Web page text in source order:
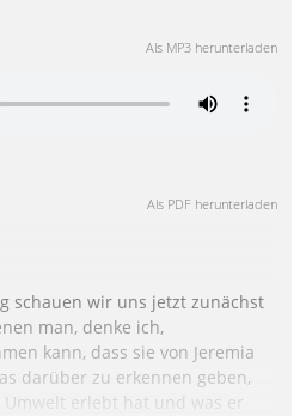
Als MP3 herunterladen
Als PDF herunterladen
schauen wir uns jetzt zunächst
man, denke ich,
kann, dass sie von Jeremia
darüber zu erkennen geben,
Umwelt erlebt hat und was er